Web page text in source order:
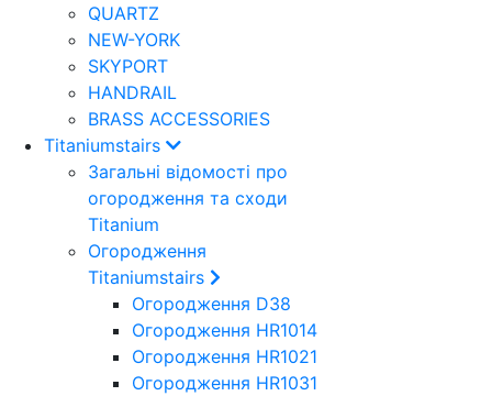
QUARTZ
NEW-YORK
SKYPORT
HANDRAIL
BRASS ACCESSORIES
Titaniumstairs
Загальні відомості про
огородження та сходи
Titanium
Огородження
Titaniumstairs
Огородження D38
Огородження HR1014
Огородження HR1021
Огородження HR1031